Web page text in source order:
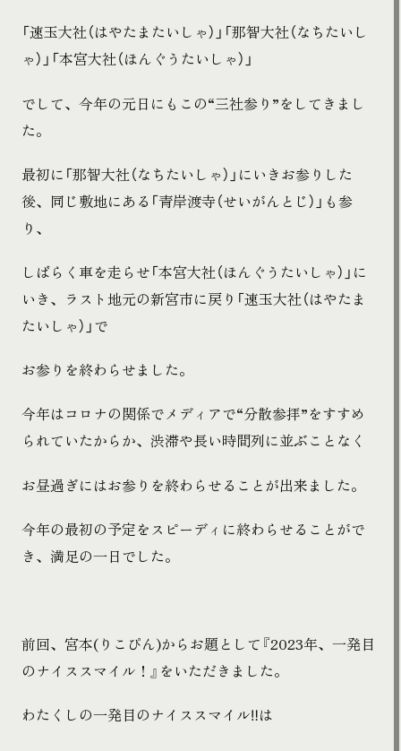
「速玉大社（はやたまたいしゃ）」「那智大社（なちたいし
ゃ）」「本宮大社（ほんぐうたいしゃ）」
でして、今年の元日にもこの“三社参り”をしてきまし
た。
最初に「那智大社（なちたいしゃ）」にいきお参りした
後、同じ敷地にある「青岸渡寺（せいがんとじ）」も参
り、
しばらく車を走らせ「本宮大社（ほんぐうたいしゃ）」に
いき、ラスト地元の新宮市に戻り「速玉大社（はやたま
たいしゃ）」で
お参りを終わらせました。
今年はコロナの関係でメディアで“分散参拝”をすすめ
られていたからか、渋滞や長い時間列に並ぶことなく
お昼過ぎにはお参りを終わらせることが出来ました。
今年の最初の予定をスピーディに終わらせることがで
き、満足の一日でした。
前回、宮本(りこぴん)からお題として『2023年、一発目
のナイススマイル！』をいただきました。
わたくしの一発目のナイススマイル‼は